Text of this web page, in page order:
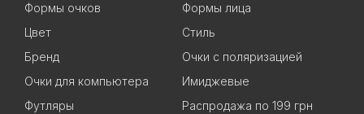
Формы очков
Формы лица
Цвет
Стиль
Бренд
Очки с поляризацией
Очки для компьютера
Имиджевые
Футляры
Распродажа по 199 грн